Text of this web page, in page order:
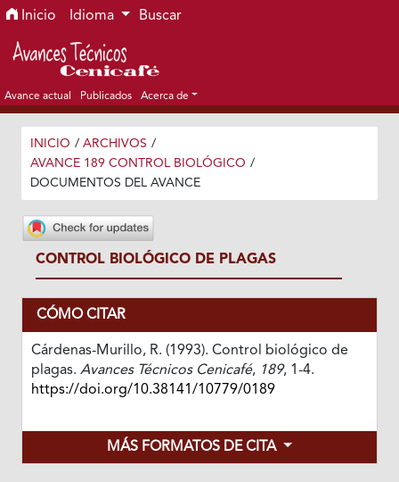
Ir al menú de navegación principal
Ir al contenido principal
Ir al pie de página del sitio
Inicio Idioma Buscar
Avance actual Publicados Acerca de
INICIO / ARCHIVOS /
AVANCE 189 CONTROL BIOLÓGICO /
DOCUMENTOS DEL AVANCE
CONTROL BIOLÓGICO DE PLAGAS
CÓMO CITAR
Cárdenas-Murillo, R. (1993). Control biológico de
plagas. Avances Técnicos Cenicafé, 189, 1-4.
https://doi.org/10.38141/10779/0189
MÁS FORMATOS DE CITA